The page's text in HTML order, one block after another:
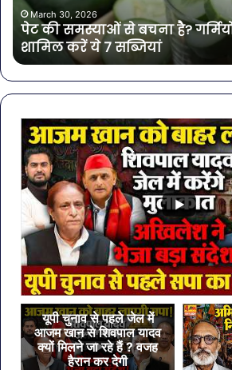
डाइट
शामिल
करें
ये
सब्जियां
March 30, 2026
पेट की समस्याओं से बचना है?
शामिल करें ये 7 सब्जियां
यूपी चुनाव से पहले जेल में
आजम खान से शिवपाल यादव
क्यों मिलने जा रहे हैं ? वजह
हैरान कर देगी